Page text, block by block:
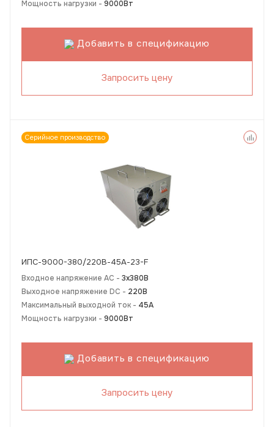
Мощность нагрузки - 9000Вт
Добавить в спецификацию
Запросить цену
Серийное производство
ИПС-9000-380/220В-45А-23-F
Входное напряжение AC - 3х380В
Выходное напряжение DC - 220В
Максимальный выходной ток - 45А
Мощность нагрузки - 9000Вт
Добавить в спецификацию
Запросить цену